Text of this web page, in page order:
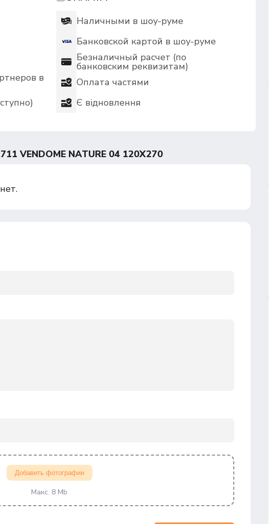
в
Наличными в шоу-руме
Банковской картой в шоу-руме
Безналичный расчет (по
банковским реквизитам)
Оплата частями
Є відновлення
NATURE 04 120X270
Добавить фотографии
Макс. 8 Mb